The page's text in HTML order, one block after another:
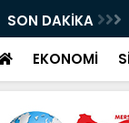
SON DAKİKA
EKONOMİ